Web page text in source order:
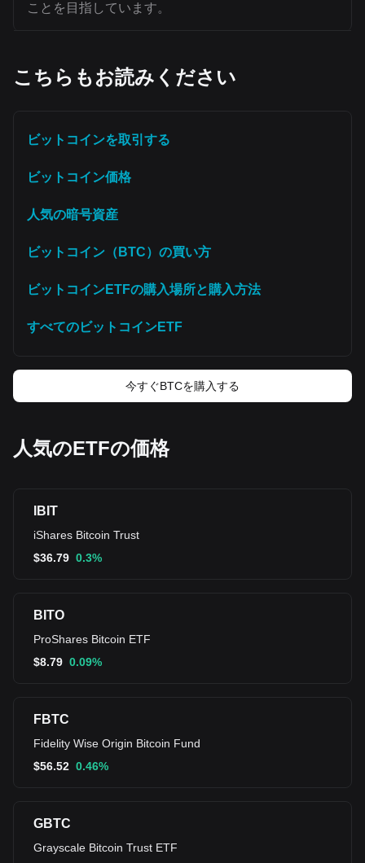
ことを目指しています。
こちらもお読みください
ビットコインを取引する
ビットコイン価格
人気の暗号資産
ビットコイン（BTC）の買い方
ビットコインETFの購入場所と購入方法
すべてのビットコインETF
今すぐBTCを購入する
人気のETFの価格
IBIT
iShares Bitcoin Trust
$36.79 0.3%
BITO
ProShares Bitcoin ETF
$8.79 0.09%
FBTC
Fidelity Wise Origin Bitcoin Fund
$56.52 0.46%
GBTC
Grayscale Bitcoin Trust ETF